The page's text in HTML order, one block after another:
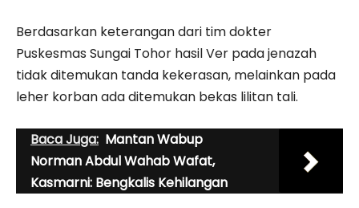
Berdasarkan keterangan dari tim dokter
Puskesmas Sungai Tohor hasil Ver pada jenazah
tidak ditemukan tanda kekerasan, melainkan pada
leher korban ada ditemukan bekas lilitan tali.
Baca Juga: Mantan Wabup
Norman Abdul Wahab Wafat,
Kasmarni: Bengkalis Kehilangan